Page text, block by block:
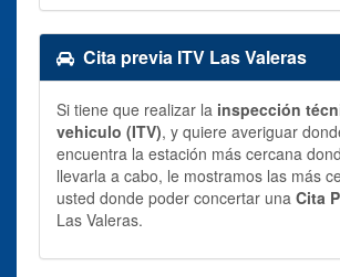
Cita previa ITV Las Valeras
Si tiene que realizar la inspección
vehiculo (ITV), y quiere averiguar
encuentra la estación más cercana
llevarla a cabo, le mostramos las más
usted donde poder concertar una Cita
Las Valeras.